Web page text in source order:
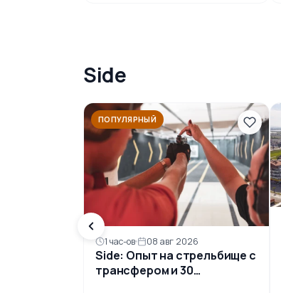
Side
ПОПУЛЯРНЫЙ
1 час-ов 08 авг 2026
Side: Опыт на стрельбище с
трансфером и 30